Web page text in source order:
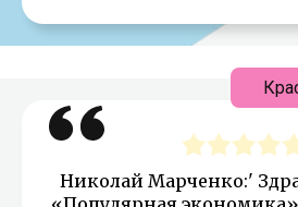
Николай Марченко:'